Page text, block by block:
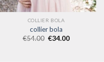
COLLIER BOLA
collier bola
€54.00 €34.00